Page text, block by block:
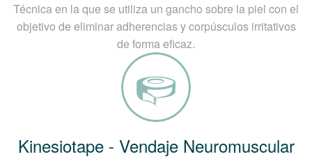
Técnica en la que se utiliza un gancho sobre la piel con el
objetivo de eliminar adherencias y corpúsculos irritativos
de forma eficaz.
Kinesiotape - Vendaje Neuromuscular